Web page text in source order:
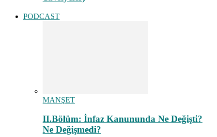
PODCAST
MANŞET
II.Bölüm: İnfaz Kanununda Ne Değişti?
Ne Değişmedi?